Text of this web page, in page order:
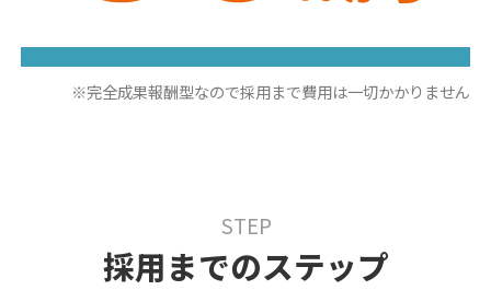
※完全成果報酬型なので採用まで費用は一切かかりません
STEP
採用までのステップ